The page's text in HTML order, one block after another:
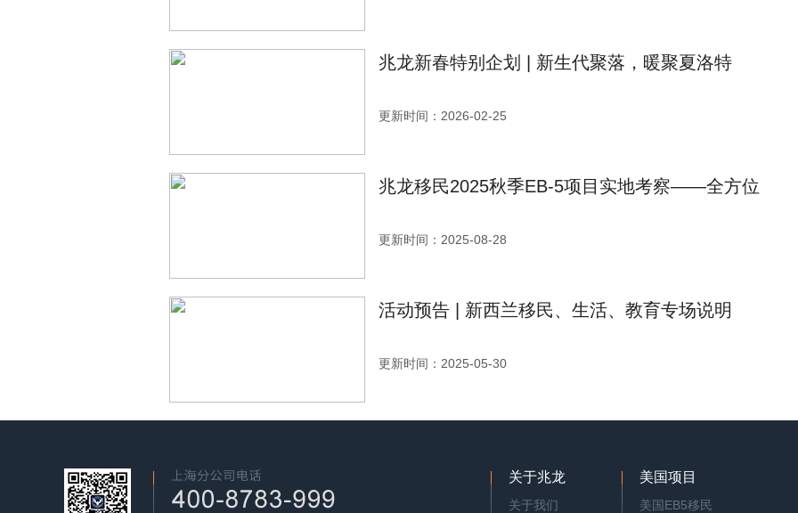
兆龙新春特别企划 | 新生代聚落，暖聚夏洛特
更新时间：2026-02-25
兆龙移民2025秋季EB-5项目实地考察——全方位
更新时间：2025-08-28
活动预告 | 新西兰移民、生活、教育专场说明
更新时间：2025-05-30
关于兆龙
关于我们
美国项目
美国EB5移民